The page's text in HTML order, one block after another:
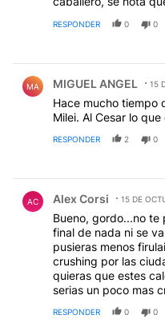
RESPONDER 0 0
MA MIGUEL ANGEL 15
Hace mucho tiempo
Milei. Al Cesar lo que
RESPONDER 2 0
AC Alex Corsi 15 DE
Bueno, gordo...no
final de nada ni se
pusieras menos
crushing por las
quieras que estes
serias un poco mas
RESPONDER 0 0